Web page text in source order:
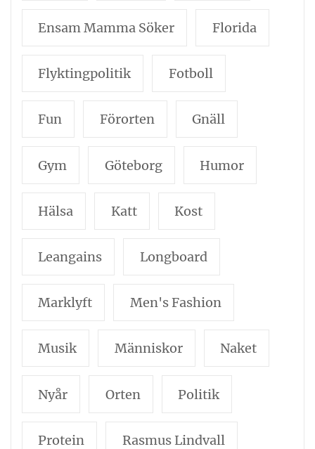
Ensam Mamma Söker Florida
Flyktingpolitik Fotboll
Fun Förorten Gnäll
Gym Göteborg Humor
Hälsa Katt Kost
Leangains Longboard
Marklyft Men's Fashion
Musik Människor Naket
Nyår Orten Politik
Protein Rasmus Lindvall